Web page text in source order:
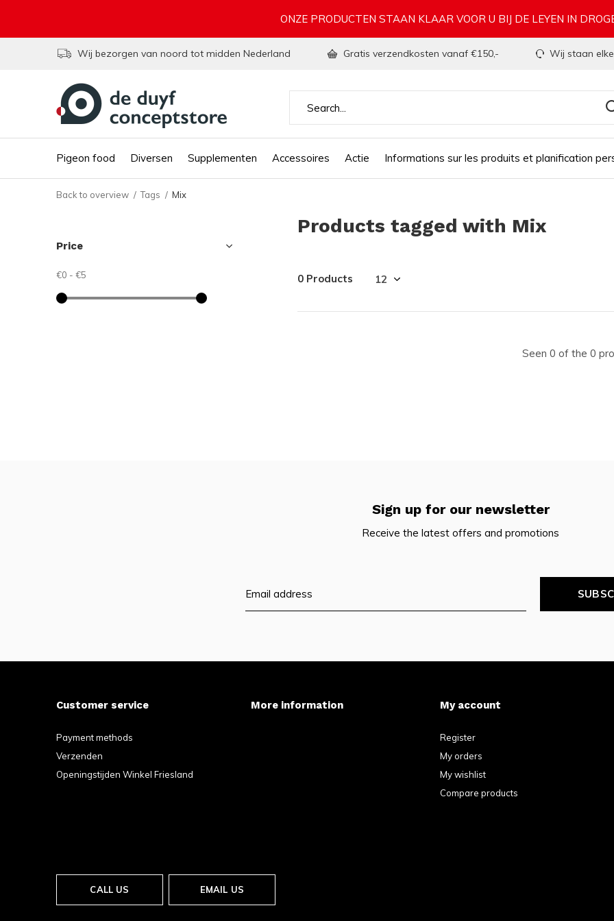
Pigeon food Diversen Supplementen Accessoires Actie Informations sur les produits et planification
Wij bezorgen van noord tot midden Nederland Gratis verzendkosten vanaf €150,- Wij staan
ONZE PRODUCTEN STAAN KLAAR VOOR U BIJ DE LEYEN IN
Back to overview Tags Mix
Products tagged with Mix
0 Products
Seen 0 of the 0
Price
€0 - €5
Sign up for our newsletter
Receive the latest offers and promotions
Customer service
Payment methods
Verzenden
Openingstijden Winkel Friesland
More information My account
Register
My orders
My wishlist
Compare products
CALL US EMAIL US